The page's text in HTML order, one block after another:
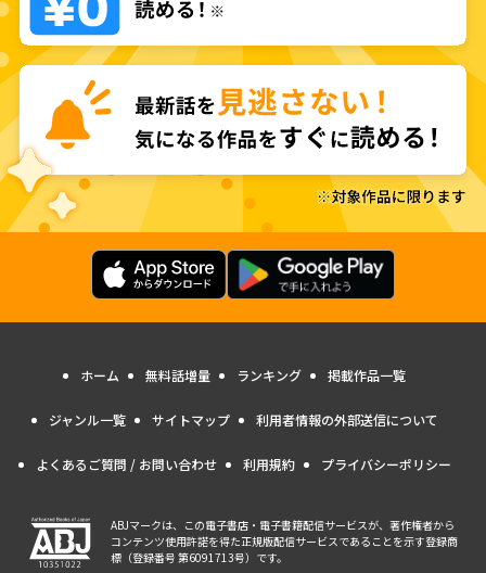
ホーム 無料話増量 ランキング 掲載作品一覧
ジャンル一覧 サイトマップ 利用者情報の外部送信について
よくあるご質問 / お問い合わせ 利用規約 プライバシーポリシー
ABJマークは、この電子書店・電子書籍配信サービスが、著作権者から
コンテンツ使用許諾を得た正規版配信サービスであることを示す登録商
標（登録番号 第6091713号）です。